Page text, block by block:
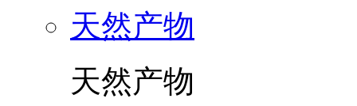
天然产物
天然产物